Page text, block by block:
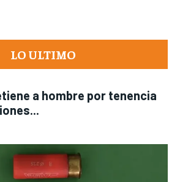
LO ULTIMO
a hombre por tenencia